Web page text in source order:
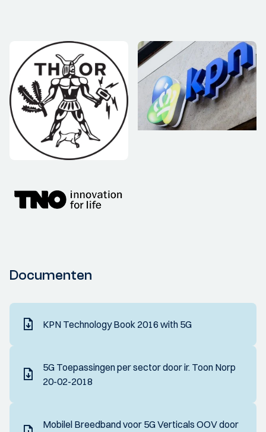
Documenten
KPN Technology Book 2016 with 5G
5G Toepassingen per sector door ir. Toon Norp
20-02-2018
Mobilel Breedband voor 5G Verticals OOV door